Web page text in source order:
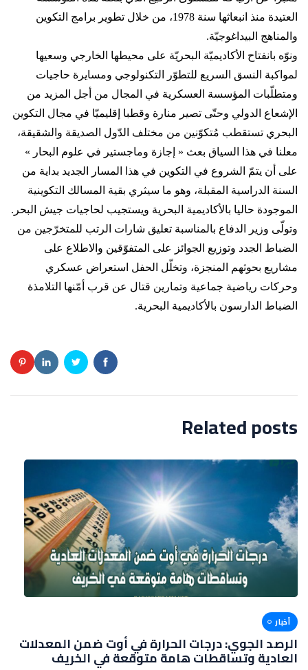
العتيدة منذ انبعاثها سنة 1978، من خلال تطوير برامج التكوين
والمناهج البيداغوجيّة.
ونوّه بانفتاح الأكاديميّة البحريّة على محيطها الخارجي وسعيها
لمواكبة النسق السريع للتطوّر التكنولوجي ومسايرة حاجيات
ومتطلّبات المؤسسة العسكرية في المجال من أجل المزيد من
الإشعاع الدولي وحتّى تصير منارة وقطبا إقليميّا في مجال التكوين
البحري تستقطب مُتكوّنين من مختلف الدّول الصديقة والشقيقة،
معلنا في هذا السياق بعث « إجازة وماجستير في علوم البحار »
على أن يتمّ الشروع في التكوين في هذا المسار الجديد بداية من
السنة الدراسية المقبلة، وهو ما سيثري بقية المسالك التكوينية
الموجودة حاليا بالأكاديمية البحرية ويستجيب لحاجيات جيش البحر.
وتولّى وزير الدفاع بالمناسبة تعليق شارات الرتب للمتخرّجين من
الضباط الجدد وتوزيع الجوائز على المتفوّقين والاطلاع على
مشاريع بحوثهم المنجزة، وتخلّل الحفل استعراض عسكري
وحركات رياضية جماعية وتمارين قتال عن قرب أمّنها التلامذة
الضباط الدارسون بالأكاديمية البحرية.
Related posts
أخبار
الرصد الجوي: درجات الحرارة في أوت ضمن المعدلات
العادية وتساقطات هامة متوقعة في الخريف